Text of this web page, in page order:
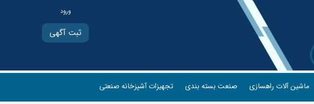
ثبت آگهی
ماشین آلات راهسازی صنعت بسته بندی تجهیزات آشپزخانه صنعتی